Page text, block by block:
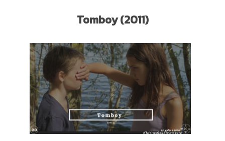
Tomboy (2011)